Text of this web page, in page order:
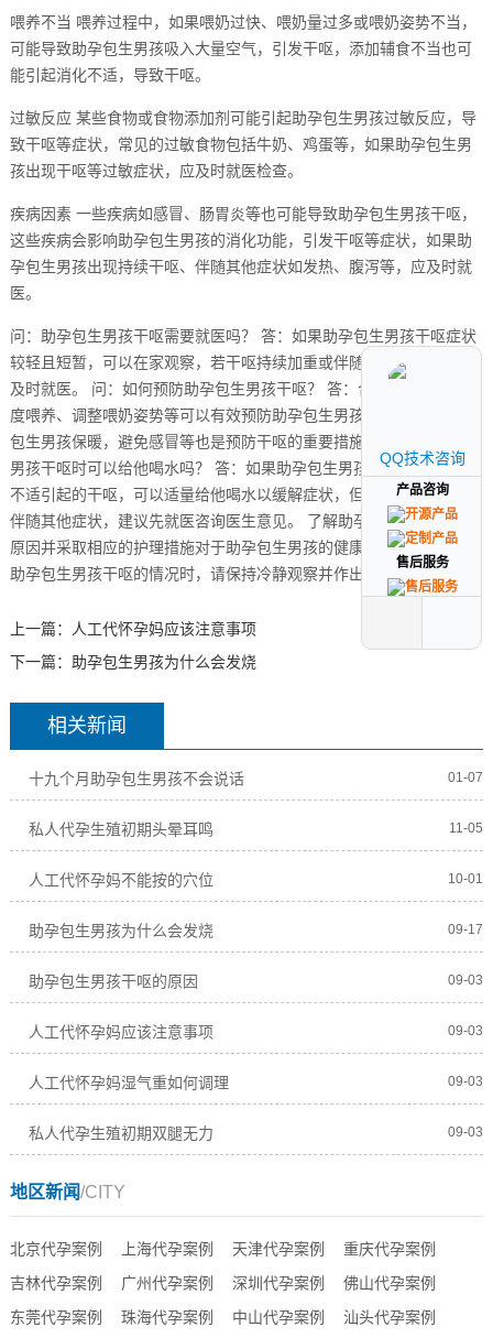
喂养不当 喂养过程中，如果喂奶过快、喂奶量过多或喂奶姿势不当，
可能导致助孕包生男孩吸入大量空气，引发干呕，添加辅食不当也可
能引起消化不适，导致干呕。
过敏反应 某些食物或食物添加剂可能引起助孕包生男孩过敏反应，导
致干呕等症状，常见的过敏食物包括牛奶、鸡蛋等，如果助孕包生男
孩出现干呕等过敏症状，应及时就医检查。
疾病因素 一些疾病如感冒、肠胃炎等也可能导致助孕包生男孩干呕，
这些疾病会影响助孕包生男孩的消化功能，引发干呕等症状，如果助
孕包生男孩出现持续干呕、伴随其他症状如发热、腹泻等，应及时就
医。
问：助孕包生男孩干呕需要就医吗？ 答：如果助孕包生男孩干呕症状
较轻且短暂，可以在家观察，若干呕持续加重或伴随其他症状，建议
及时就医。 问：如何预防助孕包生男孩干呕？ 答：合理喂养、避免过
度喂养、调整喂奶姿势等可以有效预防助孕包生男孩干呕，注意助孕
包生男孩保暖，避免感冒等也是预防干呕的重要措施。 问：助孕包生
男孩干呕时可以给他喝水吗？ 答：如果助孕包生男孩只是因为轻微的
不适引起的干呕，可以适量给他喝水以缓解症状，但如果干呕严重或
伴随其他症状，建议先就医咨询医生意见。 了解助孕包生男孩干呕的
原因并采取相应的护理措施对于助孕包生男孩的健康至关重要，遇到
助孕包生男孩干呕的情况时，请保持冷静观察并作出正确的处理。
上一篇：
人工代怀孕妈应该注意事项
下一篇：
助孕包生男孩为什么会发烧
相关新闻
十九个月助孕包生男孩不会说话 01-07
私人代孕生殖初期头晕耳鸣 11-05
人工代怀孕妈不能按的穴位 10-01
助孕包生男孩为什么会发烧 09-17
助孕包生男孩干呕的原因 09-03
人工代怀孕妈应该注意事项 09-03
人工代怀孕妈湿气重如何调理 09-03
私人代孕生殖初期双腿无力 09-03
地区新闻/CITY
北京代孕案例 上海代孕案例 天津代孕案例
重庆代孕案例
吉林代孕案例
广州代孕案例 深圳代孕案例
佛山代孕案例
东莞代孕案例
珠海代孕案例 中山代孕案例 汕头代孕案例
QQ技术咨询
产品咨询
售后服务
QQ技术咨询
产品咨询
售后服务